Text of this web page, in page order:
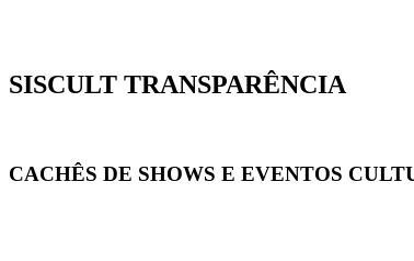
SISCULT TRANSPARÊNCIA
CACHÊS DE SHOWS E EVENTOS